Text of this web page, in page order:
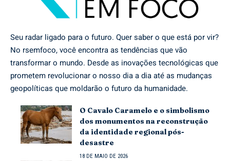
Seu radar ligado para o futuro. Quer saber o que está por vir?
No rsemfoco, você encontra as tendências que vão
transformar o mundo. Desde as inovações tecnológicas que
prometem revolucionar o nosso dia a dia até as mudanças
geopolíticas que moldarão o futuro da humanidade.
O Cavalo Caramelo e o simbolismo
dos monumentos na reconstrução
da identidade regional pós-
desastre
18 DE MAIO DE 2026